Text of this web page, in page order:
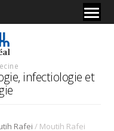
infectiologie et
Rafei / Moutih Rafei